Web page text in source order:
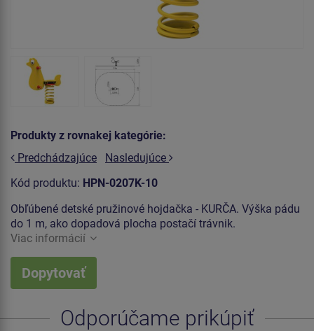
Produkty z rovnakej kategórie:
Predchádzajúce
Nasledujúce
Kód produktu: HPN-0207K-10
Obľúbené detské pružinové hojdačka - KURČA. Výška pádu
do 1 m, ako dopadová plocha postačí trávnik.
Viac informácií
Dopytovať
Odporúčame prikúpiť